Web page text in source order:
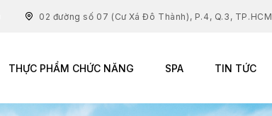
02 đường số 07 (Cư Xá Đô Thành), P.4, Q.3, TP.HCM
THỰC PHẨM CHỨC NĂNG SPA TIN TỨC